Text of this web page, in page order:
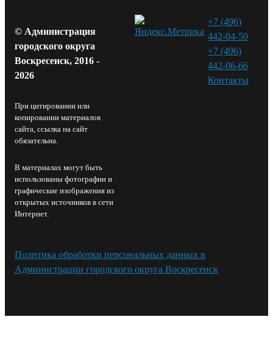
© Администрация
городского округа
Воскресенск, 2016 -
2026
При цитировании или
копировании материалов
сайта, ссылка на сайт
обязательна.
В материалах могут быть
использованы фотографии и
графические изображения из
открытых источников в сети
Интернет.
+7 (496)
442-04-50
+7 (496)
442-06-66
Контакты⁠
Политика обработки персональных данных в
Администрации городского округа Воскресенск